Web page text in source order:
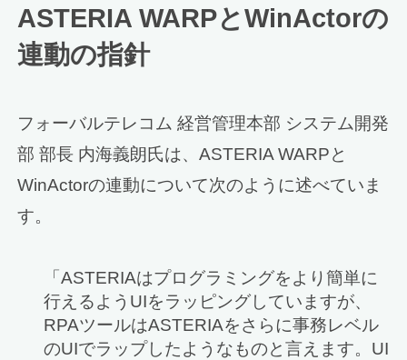
ASTERIA WARPとWinActorの
連動の指針
フォーバルテレコム 経営管理本部 システム開発
部 部長 内海義朗氏は、ASTERIA WARPと
WinActorの連動について次のように述べていま
す。
「ASTERIAはプログラミングをより簡単に
行えるようUIをラッピングしていますが、
RPAツールはASTERIAをさらに事務レベル
のUIでラップしたようなものと言えます。UI